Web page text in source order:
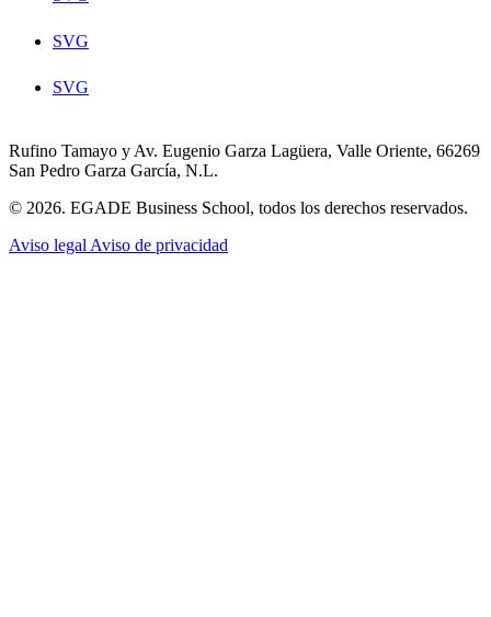
SVG
SVG
Rufino Tamayo y Av. Eugenio Garza Lagüera, Valle Oriente, 66269
San Pedro Garza García, N.L.
© 2026. EGADE Business School, todos los derechos reservados.
Aviso legal Aviso de privacidad